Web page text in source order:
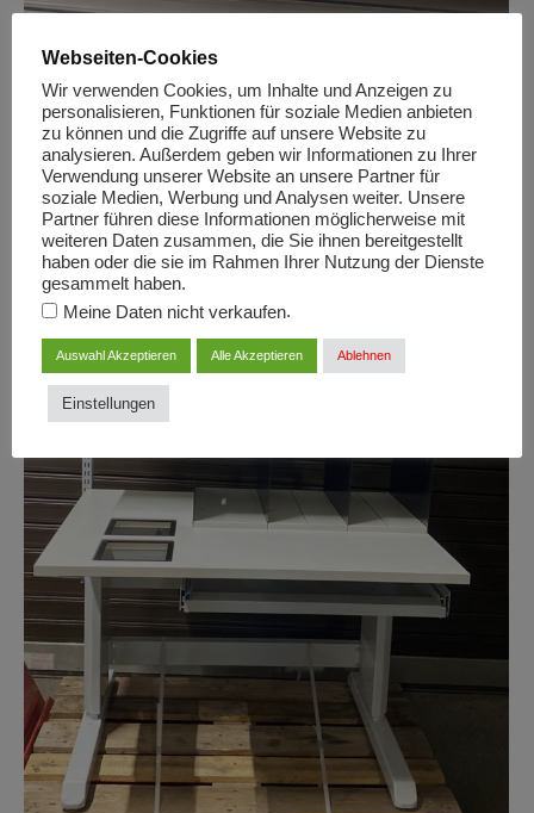
Webseiten-Cookies
Wir verwenden Cookies, um Inhalte und Anzeigen zu
personalisieren, Funktionen für soziale Medien anbieten
zu können und die Zugriffe auf unsere Website zu
analysieren. Außerdem geben wir Informationen zu Ihrer
Verwendung unserer Website an unsere Partner für
soziale Medien, Werbung und Analysen weiter. Unsere
Partner führen diese Informationen möglicherweise mit
weiteren Daten zusammen, die Sie ihnen bereitgestellt
haben oder die sie im Rahmen Ihrer Nutzung der Dienste
gesammelt haben.
Meine Daten nicht verkaufen.
Auswahl Akzeptieren Alle Akzeptieren Ablehnen
Einstellungen